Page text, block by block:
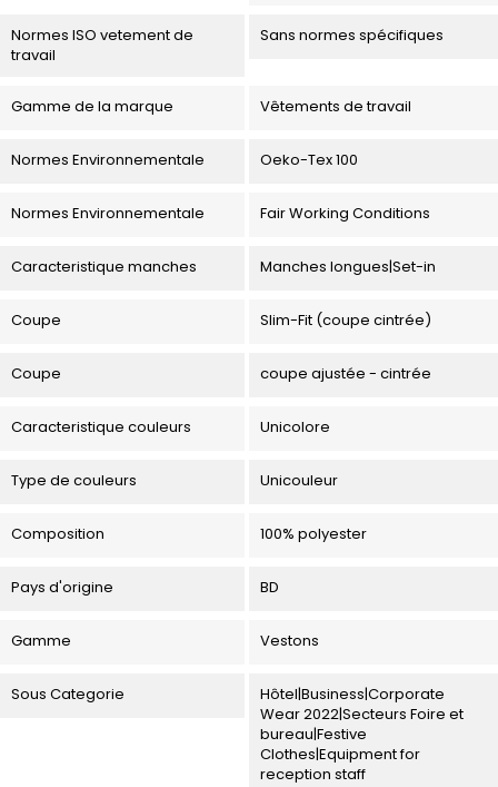
Normes ISO vetement de
travail
Sans normes spécifiques
Gamme de la marque Vêtements de travail
Normes Environnementale Oeko-Tex 100
Normes Environnementale Fair Working Conditions
Caracteristique manches Manches longues|Set-in
Coupe Slim-Fit (coupe cintrée)
Coupe coupe ajustée - cintrée
Caracteristique couleurs Unicolore
Type de couleurs Unicouleur
Composition 100% polyester
Pays d'origine BD
Gamme Vestons
Sous Categorie
Hôtel|Business|Corporate
Wear 2022|Secteurs Foire et
bureau|Festive
Clothes|Equipment for
reception staff